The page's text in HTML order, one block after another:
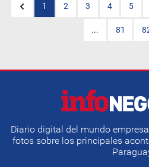
1 2 3 4 5
... 81
Diario digital del mundo
fotos sobre los principales